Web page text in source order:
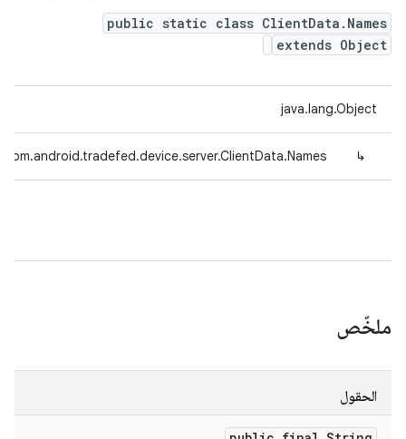
public static class ClientData.Names
extends Object
java.lang.Object
↳
com.android.tradefed.device.server.ClientData.Names
ملخّص
الحقول